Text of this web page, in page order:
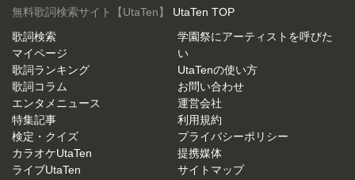
無料歌詞検索サイト【UtaTen】 UtaTen TOP
歌詞検索
マイページ
歌詞ランキング
歌詞コラム
エンタメニュース
特集記事
検定・クイズ
カラオケUtaTen
ライブUtaTen
学園祭にアーティストを呼びた
い
UtaTenの使い方
お問い合わせ
運営会社
利用規約
プライバシーポリシー
提携媒体
サイトマップ